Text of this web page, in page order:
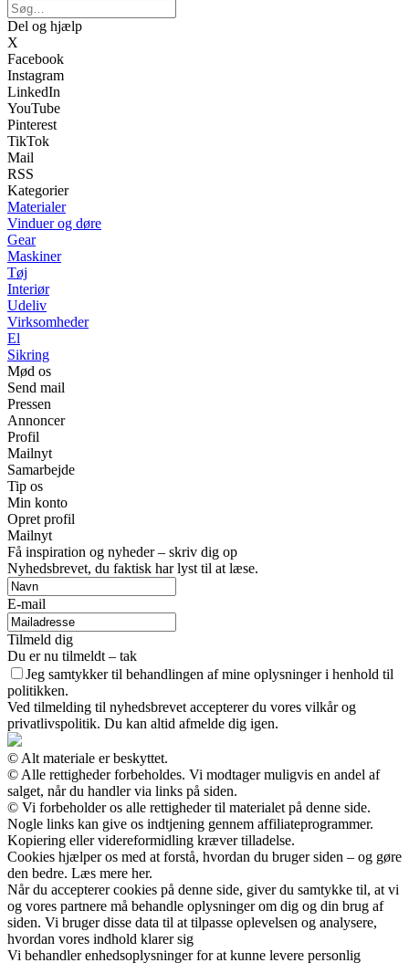
Del og hjælp
X
Facebook
Instagram
LinkedIn
YouTube
Pinterest
TikTok
Mail
RSS
Kategorier
Materialer
Vinduer og døre
Gear
Maskiner
Tøj
Interiør
Udeliv
Virksomheder
El
Sikring
Mød os
Send mail
Pressen
Annoncer
Profil
Mailnyt
Samarbejde
Tip os
Min konto
Opret profil
Mailnyt
Få inspiration og nyheder – skriv dig op
Nyhedsbrevet, du faktisk har lyst til at læse.
E-mail
Tilmeld dig
Du er nu tilmeldt – tak
Jeg samtykker til behandlingen af mine oplysninger i henhold til
politikken.
Ved tilmelding til nyhedsbrevet accepterer du vores vilkår og
privatlivspolitik. Du kan altid afmelde dig igen.
© Alt materiale er beskyttet.
© Alle rettigheder forbeholdes. Vi modtager muligvis en andel af
salget, når du handler via links på siden.
© Vi forbeholder os alle rettigheder til materialet på denne side.
Nogle links kan give os indtjening gennem affiliateprogrammer.
Kopiering eller videreformidling kræver tilladelse.
Cookies hjælper os med at forstå, hvordan du bruger siden – og gøre
den bedre. Læs mere her.
Når du accepterer cookies på denne side, giver du samtykke til, at vi
og vores partnere må behandle oplysninger om dig og din brug af
siden. Vi bruger disse data til at tilpasse oplevelsen og analysere,
hvordan vores indhold klarer sig
Vi behandler enhedsoplysninger for at kunne levere personlig